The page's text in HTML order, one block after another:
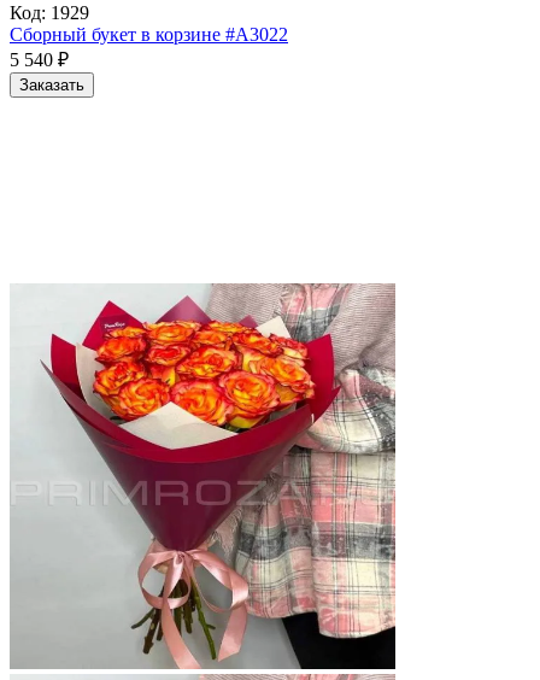
Код: 1929
Сборный букет в корзине #A3022
5 540 ₽
Заказать